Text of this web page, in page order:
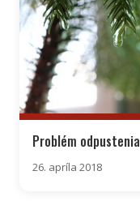
Problém odpustenia
26. apríla 2018